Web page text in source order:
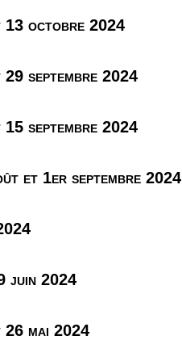
13 octobre 2024
septembre 2024
septembre 2024
et 1er septembre 2024
juin 2024
mai 2024